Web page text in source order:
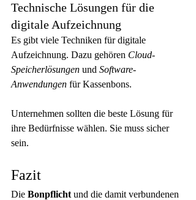
Technische Lösungen für die
digitale Aufzeichnung
Es gibt viele Techniken für digitale
Aufzeichnung. Dazu gehören Cloud-
Speicherlösungen und Software-
Anwendungen für Kassenbons.
Unternehmen sollten die beste Lösung für
ihre Bedürfnisse wählen. Sie muss sicher
sein.
Fazit
Die Bonpflicht und die damit verbundenen